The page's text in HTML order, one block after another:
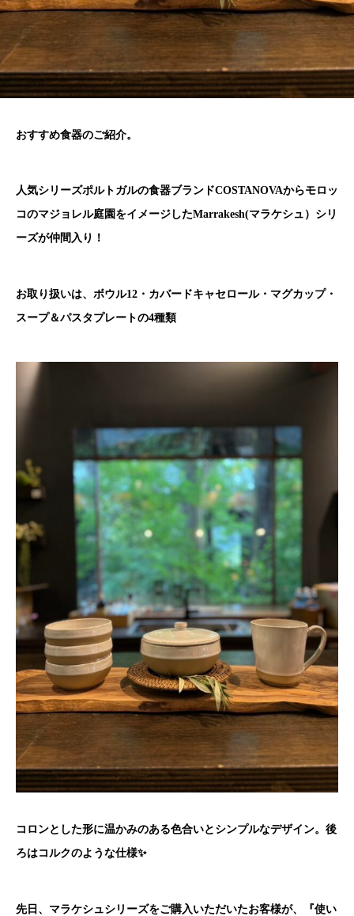
おすすめ食器のご紹介。
人気シリーズポルトガルの食器ブランドCOSTANOVAからモロッ
コのマジョレル庭園をイメージしたMarrakesh(マラケシュ）シリ
ーズが仲間入り！
お取り扱いは、ボウル12・カバードキャセロール・マグカップ・
スープ＆パスタプレートの4種類
コロンとした形に温かみのある色合いとシンプルなデザイン。後
ろはコルクのような仕様✨
先日、マラケシュシリーズをご購入いただいたお客様が、『使い